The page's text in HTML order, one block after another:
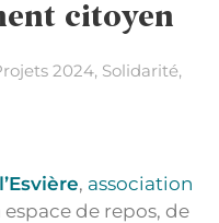
citoyen
2024, Solidarité,
, association
espace de repos, de